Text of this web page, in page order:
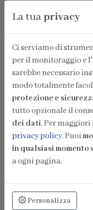
La tuaprivacy
Ci serviamo di
per il monitoraggio e
sarebbe necessario
modo totalmente
protezione e
tutto opzionale il
dei dati. Per
privacy policy. Puoi
in qualsiasi momento
a ogni pagina.
Personalizza